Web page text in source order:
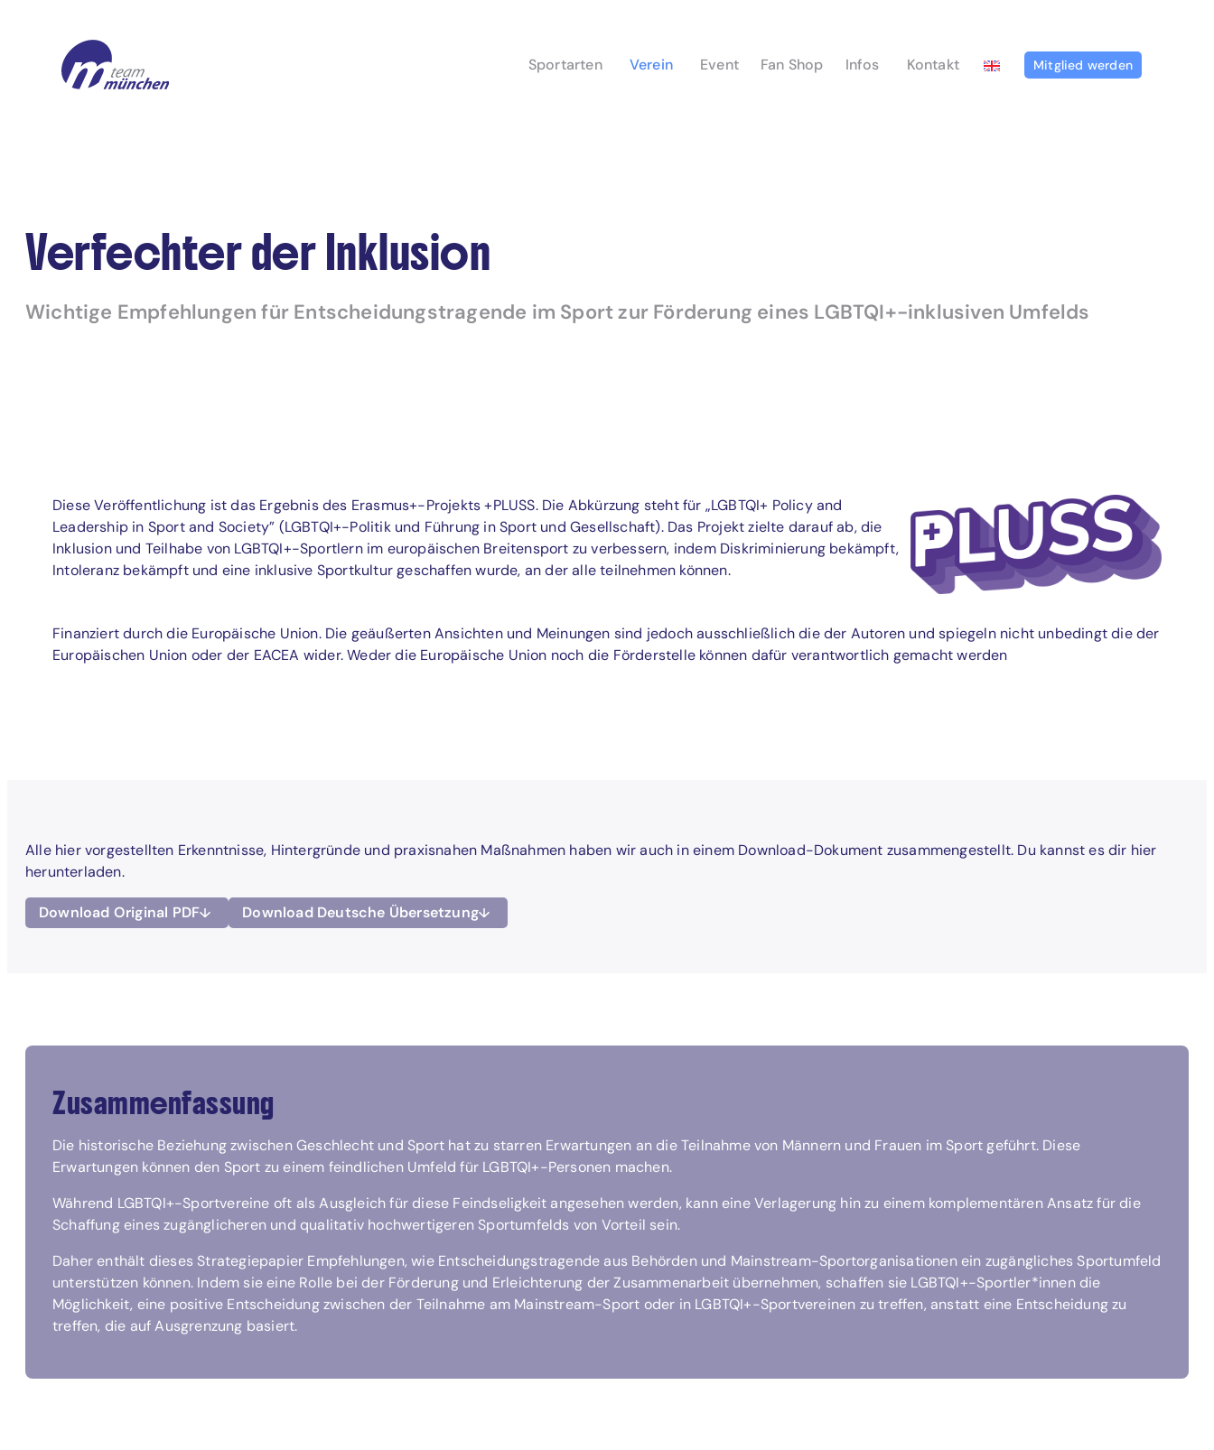
Sportarten Verein Event Fan Shop Infos Kontakt Mitglied werden
Verfechter der Inklusion
Wichtige Empfehlungen für Entscheidungstragende im Sport zur Förderung eines LGBTQI+-inklusiven Umfelds
Diese Veröffentlichung ist das Ergebnis des Erasmus+-Projekts +PLUSS. Die Abkürzung steht für „LGBTQI+ Policy and
Leadership in Sport and Society” (LGBTQI+-Politik und Führung in Sport und Gesellschaft). Das Projekt zielte darauf ab, die
Inklusion und Teilhabe von LGBTQI+-Sportlern im europäischen Breitensport zu verbessern, indem Diskriminierung bekämpft,
Intoleranz bekämpft und eine inklusive Sportkultur geschaffen wurde, an der alle teilnehmen können.
Finanziert durch die Europäische Union. Die geäußerten Ansichten und Meinungen sind jedoch ausschließlich die der Autoren und spiegeln nicht unbedingt die der
Europäischen Union oder der EACEA wider. Weder die Europäische Union noch die Förderstelle können dafür verantwortlich gemacht werden
Alle hier vorgestellten Erkenntnisse, Hintergründe und praxisnahen Maßnahmen haben wir auch in einem Download-Dokument zusammengestellt. Du kannst es dir hier
herunterladen.
Download Original PDF Download Deutsche Übersetzung
Zusammenfassung
Die historische Beziehung zwischen Geschlecht und Sport hat zu starren Erwartungen an die Teilnahme von Männern und Frauen im Sport geführt. Diese
Erwartungen können den Sport zu einem feindlichen Umfeld für LGBTQI+-Personen machen.
Während LGBTQI+-Sportvereine oft als Ausgleich für diese Feindseligkeit angesehen werden, kann eine Verlagerung hin zu einem komplementären Ansatz für die
Schaffung eines zugänglicheren und qualitativ hochwertigeren Sportumfelds von Vorteil sein.
Daher enthält dieses Strategiepapier Empfehlungen, wie Entscheidungstragende aus Behörden und Mainstream-Sportorganisationen ein zugängliches Sportumfeld
unterstützen können. Indem sie eine Rolle bei der Förderung und Erleichterung der Zusammenarbeit übernehmen, schaffen sie LGBTQI+-Sportler*innen die
Möglichkeit, eine positive Entscheidung zwischen der Teilnahme am Mainstream-Sport oder in LGBTQI+-Sportvereinen zu treffen, anstatt eine Entscheidung zu
treffen, die auf Ausgrenzung basiert.